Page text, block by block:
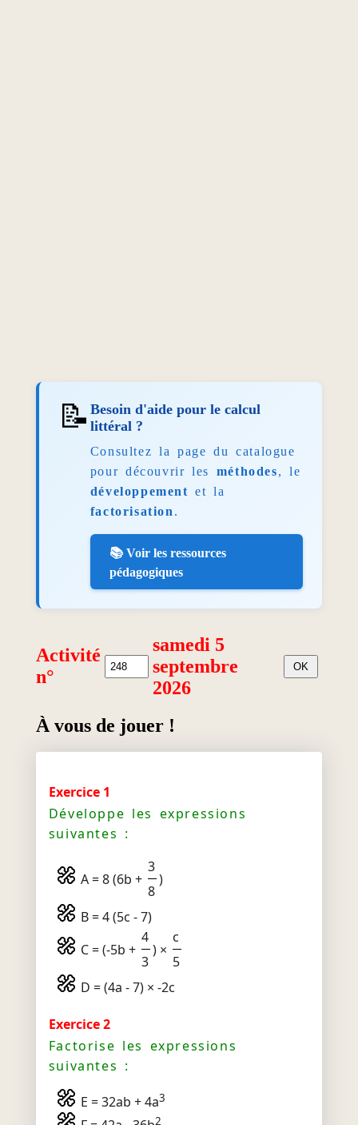
📝 Besoin d'aide pour le calcul
littéral ?
Consultez la page du catalogue
pour découvrir les méthodes, le
développement et la
factorisation .
📚 Voir les ressources
pédagogiques
Activité
n°
samedi 5
septembre
2026
À vous de jouer !
Exercice 1
Développe les expressions
suivantes :
A = 8 (6b +
3
8
)
B = 4 (5c - 7)
C = (-5b +
4
3
) ×
c
5
D = (4a - 7) × -2c
Exercice 2
Factorise les expressions
suivantes :
E = 32ab + 4a3
2